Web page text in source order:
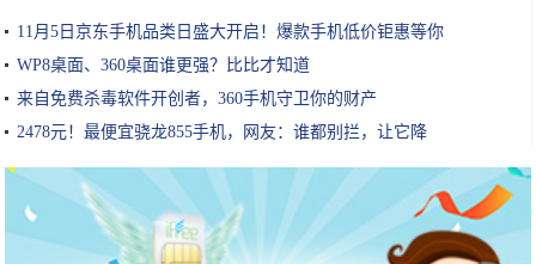
11月5日京东手机品类日盛大开启！爆款手机低价钜惠等你
WP8桌面、360桌面谁更强？比比才知道
来自免费杀毒软件开创者，360手机守卫你的财产
2478元！最便宜骁龙855手机，网友：谁都别拦，让它降